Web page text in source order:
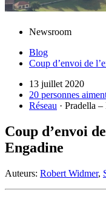
Newsroom
Blog
Coup d’envoi de
13 juillet 2020
20 personnes
Réseau · Pradella
Coup d’envoi
Engadine
Auteurs: Robert Widmer,